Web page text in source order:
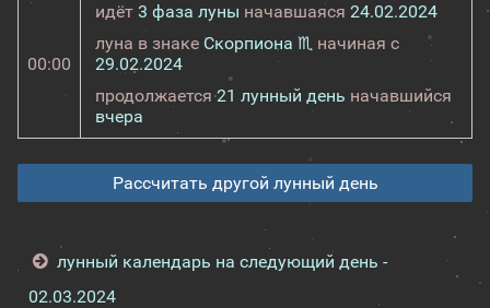
00:00
идёт 3 фаза луны начавшаяся 24.02.2024
луна в знаке Скорпиона ♏ начиная с
29.02.2024
продолжается21 лунный день начавшийся
вчера
Рассчитать другой лунный день
лунный календарь на следующий день -
02.03.2024